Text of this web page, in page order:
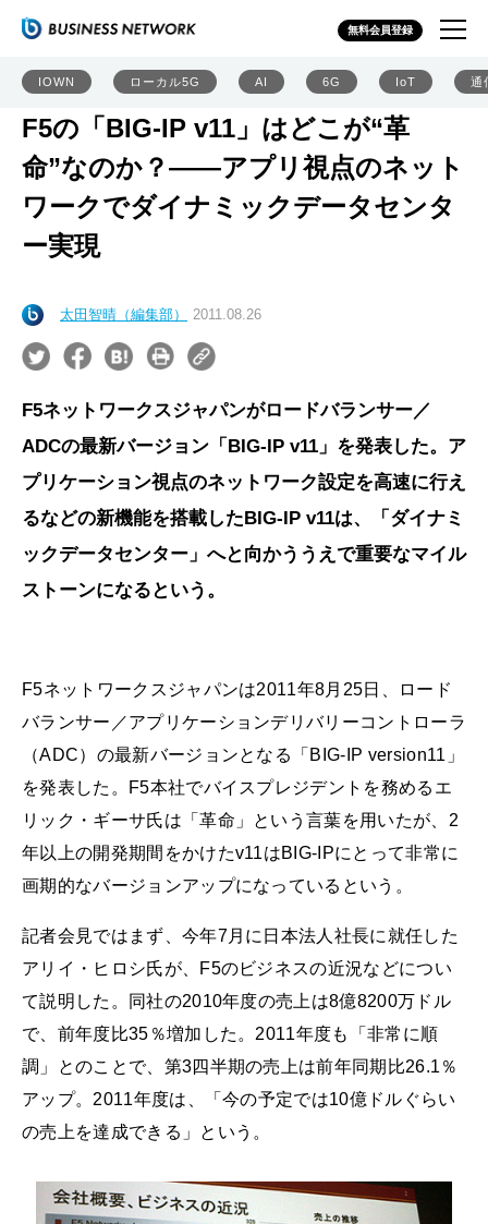
無料会員登録
IOWN ローカル5G AI 6G IoT 通
F5の「BIG-IP v11」はどこが“革
命”なのか？――アプリ視点のネット
ワークでダイナミックデータセンタ
ー実現
太田智晴（編集部） 2011.08.26
F5ネットワークスジャパンがロードバランサー／
ADCの最新バージョン「BIG-IP v11」を発表した。ア
プリケーション視点のネットワーク設定を高速に行え
るなどの新機能を搭載したBIG-IP v11は、「ダイナミ
ックデータセンター」へと向かううえで重要なマイル
ストーンになるという。
F5ネットワークスジャパンは2011年8月25日、ロード
バランサー／アプリケーションデリバリーコントローラ
（ADC）の最新バージョンとなる「BIG-IP version11」
を発表した。F5本社でバイスプレジデントを務めるエ
リック・ギーサ氏は「革命」という言葉を用いたが、2
年以上の開発期間をかけたv11はBIG-IPにとって非常に
画期的なバージョンアップになっているという。
記者会見ではまず、今年7月に日本法人社長に就任した
アリイ・ヒロシ氏が、F5のビジネスの近況などについ
て説明した。同社の2010年度の売上は8億8200万ドル
で、前年度比35％増加した。2011年度も「非常に順
調」とのことで、第3四半期の売上は前年同期比26.1％
アップ。2011年度は、「今の予定では10億ドルぐらい
の売上を達成できる」という。